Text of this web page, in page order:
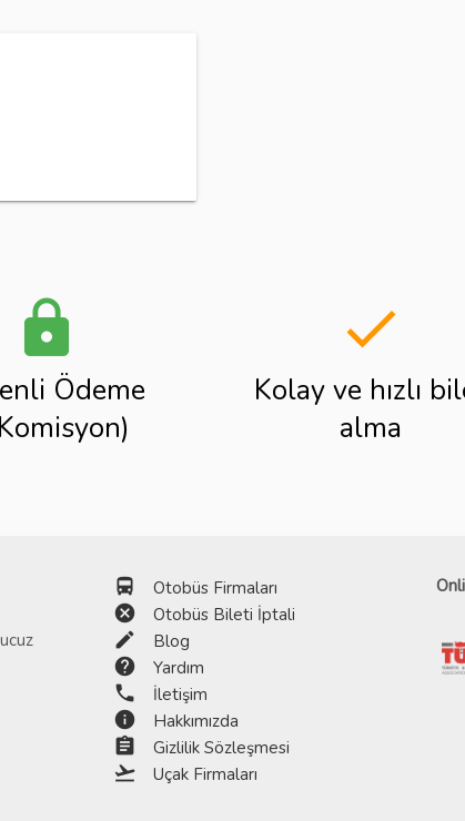
lock
Ödeme
done
Kolay ve hızlı
alma
directions_bus Otobüs Firmaları
cancel Otobüs Bileti İptali
edit Blog
help Yardım
phone İletişim
info Hakkımızda
assignment Gizlilik Sözleşmesi
flight_takeoff Uçak Firmaları